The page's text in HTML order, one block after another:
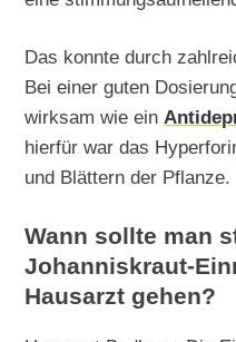
Das konnte durch
Bei einer guten
wirksam wie ein
hierfür war das
und Blättern der Pflanze.
Wann sollte man
Johanniskraut-
Hausarzt gehen?